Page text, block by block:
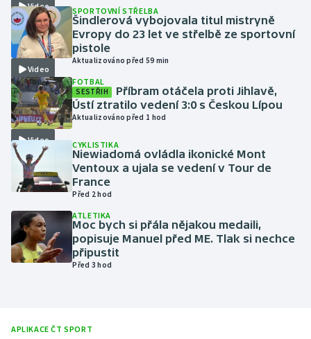
Krasobruslení
Lezení
Lyže a snowboard
Moderní pětiboj
Motorsport
Olympijské hry
Parasport
Plavání
Video
Video
SPORTOVNÍ STŘELBA
Šindlerová vybojovala titul mistryně
Evropy do 23 let ve střelbě ze sportovní
pistole
Aktualizováno před 59 min
Video
FOTBAL
SESTŘIH
Příbram otáčela proti Jihlavě,
Ústí ztratilo vedení 3:0 s Českou Lípou
Aktualizováno před 1 hod
CYKLISTIKA
Niewiadomá ovládla ikonické Mont
Ventoux a ujala se vedení v Tour de
France
Před 2 hod
ATLETIKA
Moc bych si přála nějakou medaili,
popisuje Manuel před ME. Tlak si nechce
připustit
Před 3 hod
APLIKACE ČT SPORT